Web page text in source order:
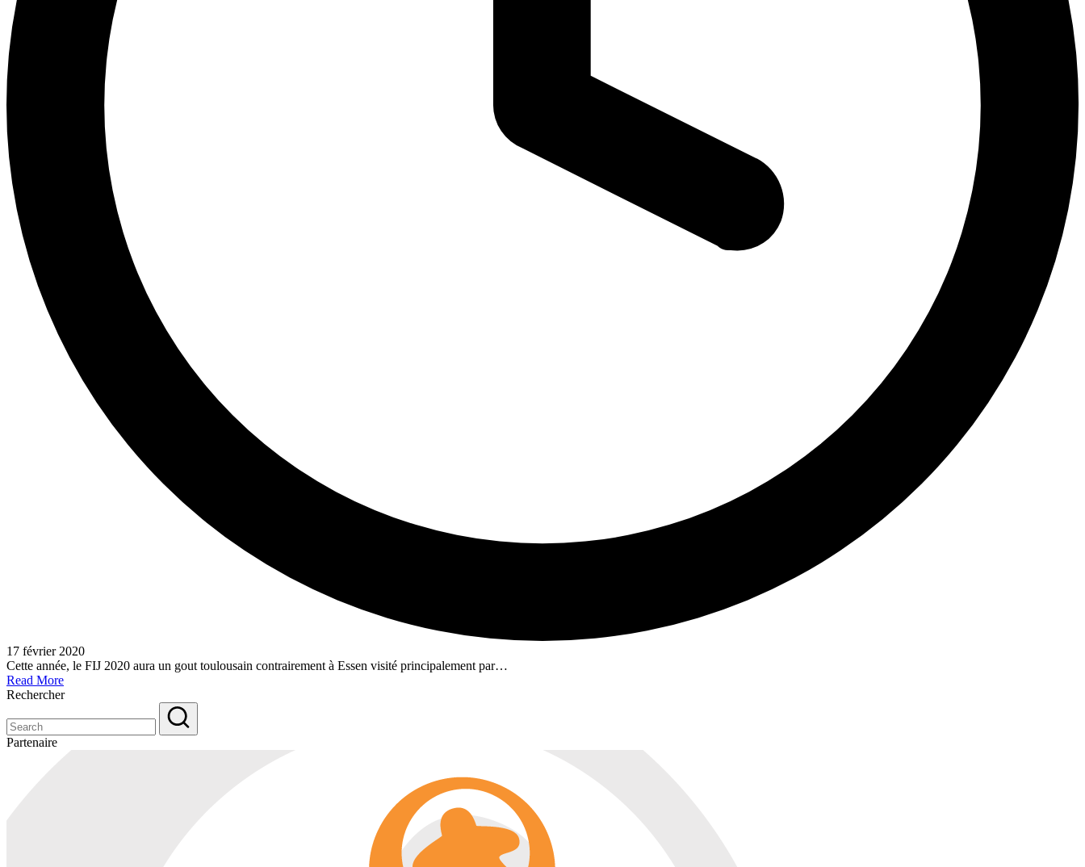
17 février 2020
Cette année, le FIJ 2020 aura un gout toulousain contrairement à Essen visité principalement par…
Read More
Rechercher
Partenaire